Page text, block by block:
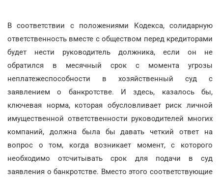
В соответствии с положениями Кодекса, солидарную
ответственность вместе с обществом перед кредиторами
будет нести руководитель должника, если он не
обратился в месячный срок с момента угрозы
неплатежеспособности в хозяйственный суд с
заявлением о банкротстве. И здесь, казалось бы,
ключевая норма, которая обусловливает риск личной
имущественной ответственности руководителей многих
компаний, должна была бы давать четкий ответ на
вопрос о том, когда возникает момент, с которого
необходимо отсчитывать срок для подачи в суд
заявления о банкротстве. Вместо этого соответствующие